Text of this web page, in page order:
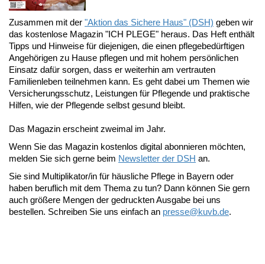
Zusammen mit der "Aktion das Sichere Haus" (DSH) geben wir
das kostenlose Magazin "ICH PLEGE" heraus. Das Heft enthält
Tipps und Hinweise für diejenigen, die einen pflegebedürftigen
Angehörigen zu Hause pflegen und mit hohem persönlichen
Einsatz dafür sorgen, dass er weiterhin am vertrauten
Familienleben teilnehmen kann. Es geht dabei um Themen wie
Versicherungsschutz, Leistungen für Pflegende und praktische
Hilfen, wie der Pflegende selbst gesund bleibt.
Das Magazin erscheint zweimal im Jahr.
Wenn Sie das Magazin kostenlos digital abonnieren möchten,
melden Sie sich gerne beim Newsletter der DSH an.
Sie sind Multiplikator/in für häusliche Pflege in Bayern oder
haben beruflich mit dem Thema zu tun? Dann können Sie gern
auch größere Mengen der gedruckten Ausgabe bei uns
bestellen. Schreiben Sie uns einfach an presse@kuvb.de.